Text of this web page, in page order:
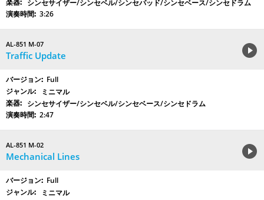
シンセサイザー/シンセベル/シンセパッド/シンセベース/シンセドラム
3:26
AL-851 M-07
Traffic Update
Full
ミニマル
シンセサイザー/シンセベル/シンセベース/シンセドラム
2:47
AL-851 M-02
Mechanical Lines
Full
ミニマル